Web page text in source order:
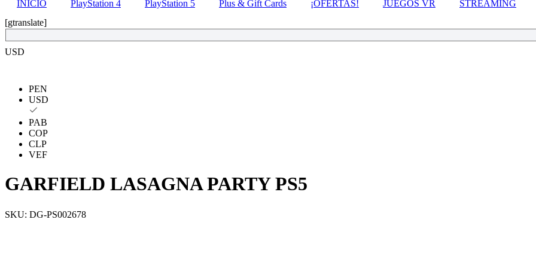
INICIO PlayStation 4 PlayStation 5 Plus & Gift Cards ¡OFERTAS! JUEGOS VR STREAMING
[gtranslate]
USD
PEN
USD
PAB
COP
CLP
VEF
GARFIELD LASAGNA PARTY PS5
SKU: DG-PS002678